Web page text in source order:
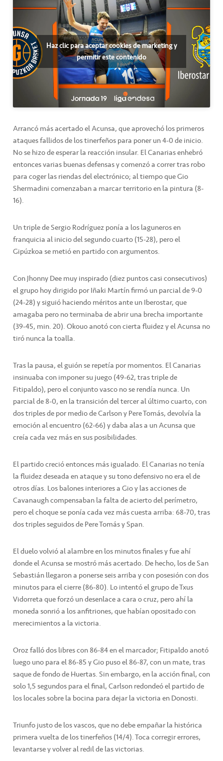
Haz clic para aceptar cookies de marketing y
permitir este contenido
Arrancó más acertado el Acunsa, que aprovechó los primeros
ataques fallidos de los tinerfeños para poner un 4-0 de inicio.
No se hizo de esperar la reacción insular. El Canarias enhebró
entonces varias buenas defensas y comenzó a correr tras robo
para coger las riendas del electrónico; al tiempo que Gio
Shermadini comenzaban a marcar territorio en la pintura (8-
16).
Un triple de Sergio Rodríguez ponía a los laguneros en
franquicia al inicio del segundo cuarto (15-28), pero el
Gipúzkoa se metió en partido con argumentos.
Con Jhonny Dee muy inspirado (diez puntos casi consecutivos)
el grupo hoy dirigido por Iñaki Martín firmó un parcial de 9-0
(24-28) y siguió haciendo méritos ante un Iberostar, que
amagaba pero no terminaba de abrir una brecha importante
(39-45, min. 20). Okouo anotó con cierta fluidez y el Acunsa no
tiró nunca la toalla.
Tras la pausa, el guión se repetía por momentos. El Canarias
insinuaba con imponer su juego (49-62, tras triple de
Fitipaldo), pero el conjunto vasco no se rendía nunca. Un
parcial de 8-0, en la transición del tercer al último cuarto, con
dos triples de por medio de Carlson y Pere Tomás, devolvía la
emoción al encuentro (62-66) y daba alas a un Acunsa que
creía cada vez más en sus posibilidades.
El partido creció entonces más igualado. El Canarias no tenía
la fluidez deseada en ataque y su tono defensivo no era el de
otros días. Los balones interiores a Gio y las acciones de
Cavanaugh compensaban la falta de acierto del perímetro,
pero el choque se ponía cada vez más cuesta arriba: 68-70, tras
dos triples seguidos de Pere Tomás y Span.
El duelo volvió al alambre en los minutos finales y fue ahí
donde el Acunsa se mostró más acertado. De hecho, los de San
Sebastián llegaron a ponerse seis arriba y con posesión con dos
minutos para el cierre (86-80). Lo intentó el grupo de Txus
Vidorreta que forzó un desenlace a cara o cruz, pero ahí la
moneda sonrió a los anfitriones, que habían opositado con
merecimientos a la victoria.
Oroz falló dos libres con 86-84 en el marcador; Fitipaldo anotó
luego uno para el 86-85 y Gio puso el 86-87, con un mate, tras
saque de fondo de Huertas. Sin embargo, en la acción final, con
solo 1,5 segundos para el final, Carlson redondeó el partido de
los locales sobre la bocina para dejar la victoria en Donosti.
Triunfo justo de los vascos, que no debe empañar la histórica
primera vuelta de los tinerfeños (14/4). Toca corregir errores,
levantarse y volver al redil de las victorias.